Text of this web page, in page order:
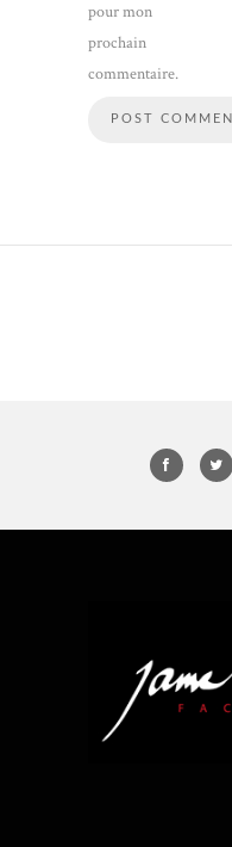
pour mon
prochain
commentaire.